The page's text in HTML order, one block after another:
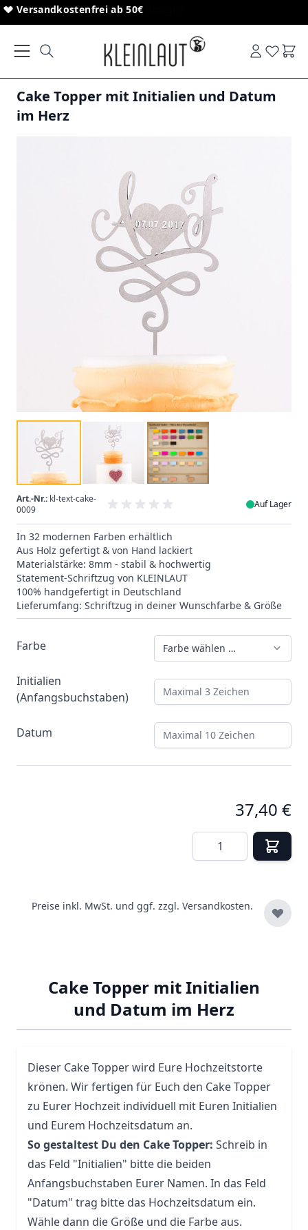
Direkt zum Inhalt
Versandkostenfrei ab 50€
Sonderanfertigungen von Schriftzügen
Cake Topper mit Initialien und Datum
im Herz
Art.-Nr.: kl-text-cake-
0009
Auf Lager
In 32 modernen Farben erhältlich
Aus Holz gefertigt & von Hand lackiert
Materialstärke: 8mm - stabil & hochwertig
Statement-Schriftzug von KLEINLAUT
100% handgefertigt in Deutschland
Lieferumfang: Schriftzug in deiner Wunschfarbe & Größe
Farbe Farbe wählen …
Initialien
(Anfangsbuchstaben)
Datum
37,40 €
Menge
Preise inkl. MwSt. und ggf. zzgl. Versandkosten.
Cake Topper mit Initialien
und Datum im Herz
Dieser Cake Topper wird Eure Hochzeitstorte
krönen. Wir fertigen für Euch den Cake Topper
zu Eurer Hochzeit individuell mit Euren Initialien
und Eurem Hochzeitsdatum an.
So gestaltest Du den Cake Topper: Schreib in
das Feld "Initialien" bitte die beiden
Anfangsbuchstaben Eurer Namen. In das Feld
"Datum" trag bitte das Hochzeitsdatum ein.
Wähle dann die Größe und die Farbe aus.